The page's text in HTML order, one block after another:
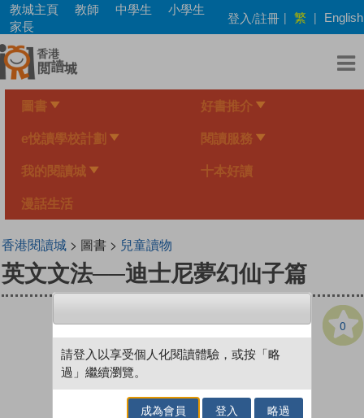
Skip
main
content
教城主頁 教師 中學生
小學生
家長
登入/註冊 | 繁 | English
圖書 好書推介
e悅讀學校計劃 閱讀服務
我的閱讀城 十本好讀
漫話生活
香港閱讀城> 圖書 > 兒童讀物
英文文法──迪士尼夢幻仙子篇
0
請登入以享受個人化閱讀體驗，或按「略
過」繼續瀏覽。
成為會員 登入 略過